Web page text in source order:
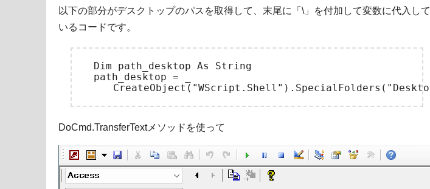
以下の部分がデスクトップのパスを取得して、末尾に「\」を付加して変数に代入して
いるコードです。
Dim path_desktop As String
path_desktop = _
DoCmd.TransferTextメソッドを使って